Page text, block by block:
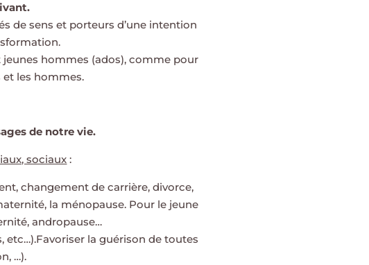
de sens et porteurs d’une intention
jeunes hommes (ados), comme pour
et les hommes.
de notre vie.
sociaux :
changement de carrière, divorce,
la ménopause. Pour le jeune
andropause…
etc…).Favoriser la guérison de toutes
…).